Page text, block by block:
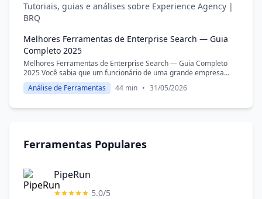
Tutoriais, guias e análises sobre Experience Agency |
BRQ
Melhores Ferramentas de Enterprise Search — Guia
Completo 2025
Melhores Ferramentas de Enterprise Search — Guia Completo
2025 Você sabia que um funcionário de uma grande empresa
gasta, em média, 9,3 horas por semana apenas procurando
informações internas? Esse...
Análise de Ferramentas 44 min • 31/05/2026
Ferramentas Populares
PipeRun
5.0/5